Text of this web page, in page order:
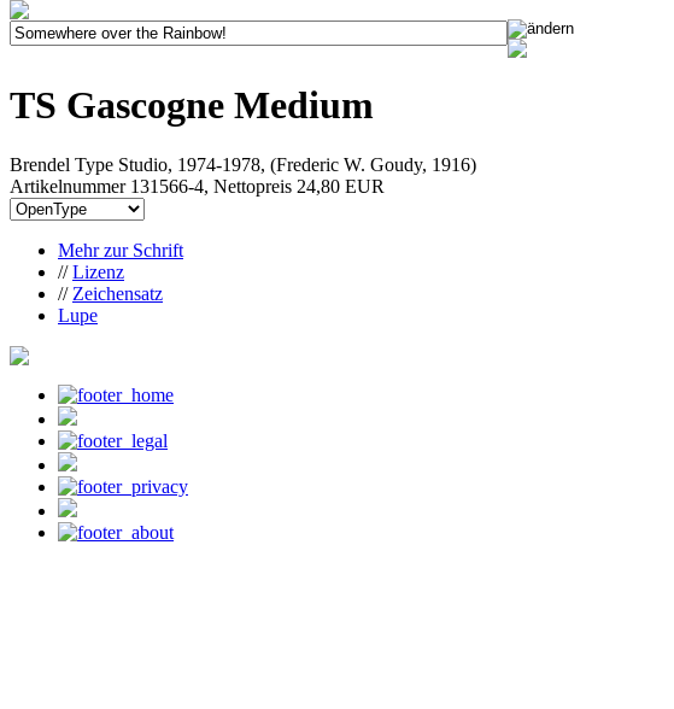
TS Gascogne Medium
Brendel Type Studio, 1974-1978, (Frederic W. Goudy, 1916)
Artikelnummer 131566-4, Nettopreis 24,80 EUR
Mehr zur Schrift
//Lizenz
// Zeichensatz
Lupe